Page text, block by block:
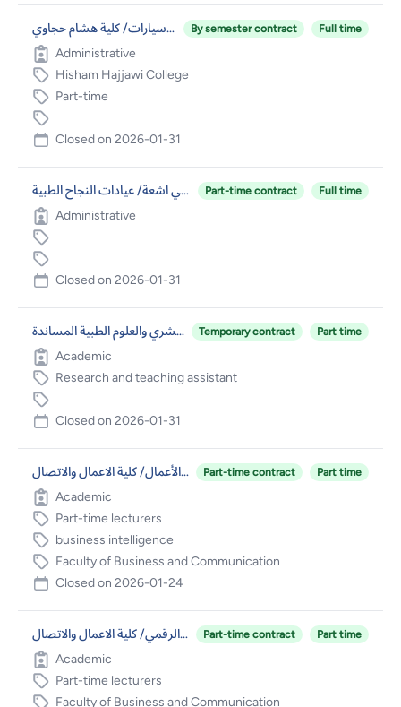
فني مختبر ميكانيك سيارات/ كلية هشام حجاوي By semester contract Full time
Administrative
Hisham Hajjawi College
Part-time
Closed on 2026-01-31
فني اشعة/ عيادات النجاح الطبية Part-time contract Full time
Administrative
Closed on 2026-01-31
مساعدين بحث وتدريس/ كلية الطب البشري والعلوم الطبية المساندة Temporary contract Part time
Academic
Research and teaching assistant
Closed on 2026-01-31
محاضر غير متفرغ للعمل في برنامج ذكاء الأعمال/ كلية الاعمال والاتصال Part-time contract Part time
Academic
Part-time lecturers
business intelligence
Faculty of Business and Communication
Closed on 2026-01-24
محاضر غير متفرغ في برنامج التسويق الرقمي/ كلية الاعمال والاتصال Part-time contract Part time
Academic
Part-time lecturers
Faculty of Business and Communication